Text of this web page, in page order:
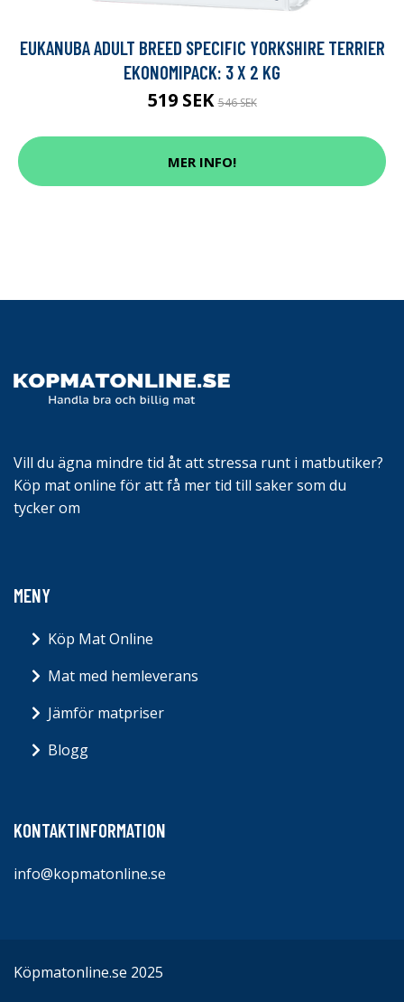
EUKANUBA ADULT BREED SPECIFIC YORKSHIRE TERRIER
EKONOMIPACK: 3 X 2 KG
519 SEK546 SEK
MER INFO!
Vill du ägna mindre tid åt att stressa runt i matbutiker?
Köp mat online för att få mer tid till saker som du
tycker om
MENY
Köp Mat Online
Mat med hemleverans
Jämför matpriser
Blogg
KONTAKTINFORMATION
info@kopmatonline.se
Köpmatonline.se 2025